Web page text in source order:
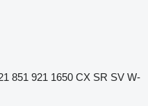
851 921 1650 CX SR SV W-